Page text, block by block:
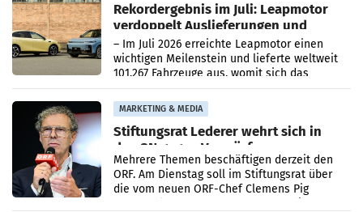
Rekordergebnis im Juli: Leapmotor
verdoppelt Auslieferungen und
überschreitet die 100.000er-Marke
– Im Juli 2026 erreichte Leapmotor einen
wichtigen Meilenstein und lieferte weltweit
101.267 Fahrzeuge aus, womit sich das
Ergebnis gegenüber Juli 2025 mehr als
verdoppelte (+102
MARKETING & MEDIA
Stiftungsrat Lederer wehrt sich in
den SN gegen Vorwürfe
Mehrere Themen beschäftigen derzeit den
ORF. Am Dienstag soll im Stiftungsrat über
die vom neuen ORF-Chef Clemens Pig